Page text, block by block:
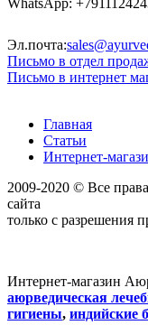
Эл.почта:
Письмо в отдел
Письмо в интернет
Главная
Статьи
Интернет-
2009-2020 © Все
сайта
только с разрешения
Интернет-магазин
аюрведическая
гигиены, индийские